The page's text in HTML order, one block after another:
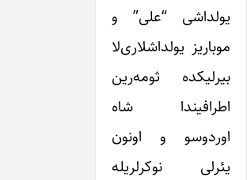
یولداشی “علی” و
موباریز یولداشلاری‌لا
بیرلیکده ثومه‌رین
اطرافیندا شاه
اوردوسو و اونون
یئرلی نوکرلریله